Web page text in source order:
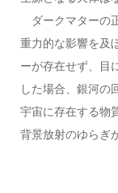
ダークマターの
重力的な影響を及
ーが存在せず、目
した場合、銀河の
宇宙に存在する物
背景放射のゆらぎ